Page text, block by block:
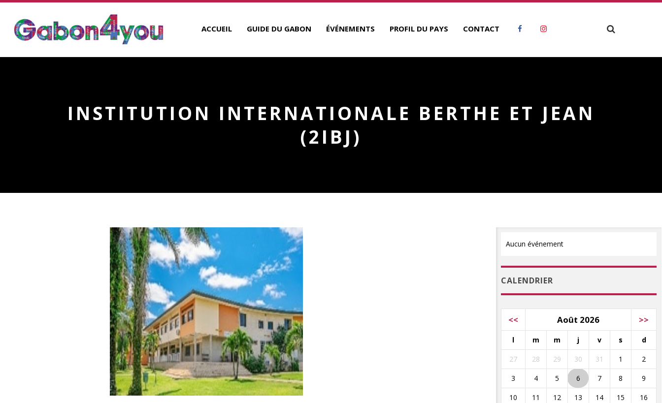
ACCUEIL GUIDE DU GABON ÉVÉNEMENTS PROFIL DU PAYS CONTACT
INSTITUTION INTERNATIONALE BERTHE ET JEAN
(2IBJ)
Aucun événement
CALENDRIER
<< Août 2026 >>
l m m j v s d
27 28 29 30 31 1 2
3 4 5 6 7 8 9
10 11 12 13 14 15 16